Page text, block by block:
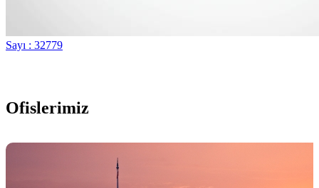
Sayı : 32779
Ofislerimiz